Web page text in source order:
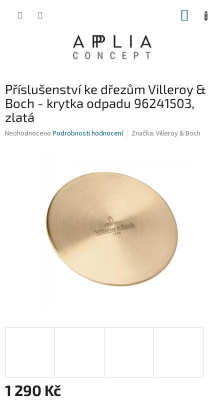
Příslušenství ke dřezům Villeroy &
Boch - krytka odpadu 96241503,
zlatá
Průměrné
Neohodnoceno Podrobnosti hodnocení Značka: Villeroy & Boch
1 290 Kč